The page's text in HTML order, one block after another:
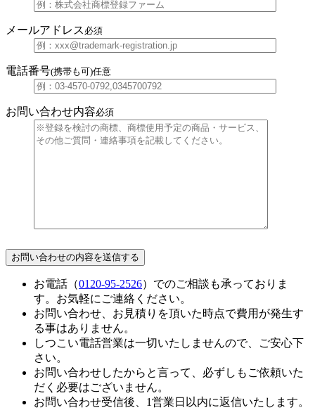
メールアドレス 必須
電話番号(携帯も可)任意
お問い合わせ内容必須
お電話（0120-95-2526）でのご相談も承っておりま
す。お気軽にご連絡ください。
お問い合わせ、お見積りを頂いた時点で費用が発生す
る事はありません。
しつこい電話営業は一切いたしませんので、ご安心下
さい。
お問い合わせしたからと言って、必ずしもご依頼いた
だく必要はございません。
お問い合わせ受信後、1営業日以内に返信いたします。